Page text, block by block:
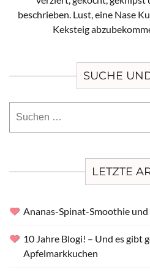
beschrieben. Lust, eine Nase
Keksteig
SUCHE
LETZTE
Ananas-Spinat-Smoothie
10 Jahre Blogi! – Und es gibt
Apfelmarkkuchen